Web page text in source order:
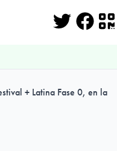
+ Latina Fase 0, en la